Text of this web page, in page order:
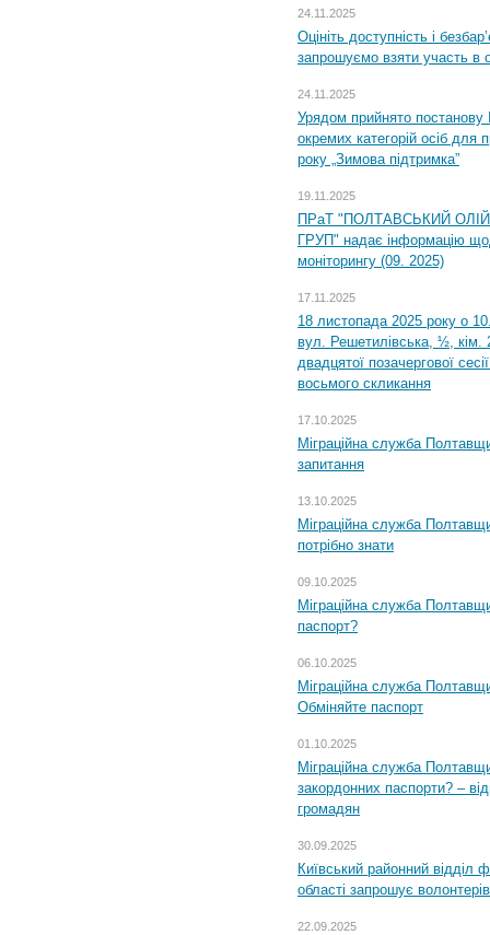
24.11.2025
Оцініть доступність і
запрошуємо взяти участь в
24.11.2025
Урядом прийнято постанову
окремих категорій осіб для
року „Зимова підтримка”
19.11.2025
ПРаТ "ПОЛТАВСЬКИЙ
ГРУП" надає інформацію
моніторингу (09. 2025)
17.11.2025
18 листопада 2025 року о
вул. Решетилівська, ½, кім.
двадцятої позачергової
восьмого скликання
17.10.2025
Міграційна служба
запитання
13.10.2025
Міграційна служба
потрібно знати
09.10.2025
Міграційна служба
паспорт?
06.10.2025
Міграційна служба
Обміняйте паспорт
01.10.2025
Міграційна служба
закордонних паспорти? –
громадян
30.09.2025
Київський районний відділ
області запрошує
22.09.2025